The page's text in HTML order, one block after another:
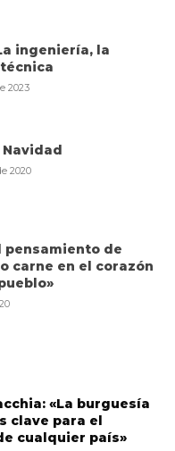
ingeniería, la
2023
2020
pensamiento de
carne en el corazón
«La burguesía
clave para el
cualquier país»